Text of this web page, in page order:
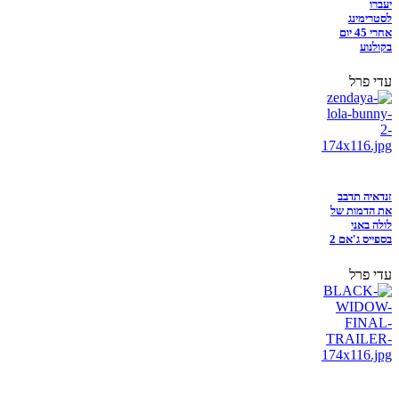
יעברו
לסטרימינג
אחרי 45 יום
בקולנוע
עדי פרל
זנדאיה תדבב
את הדמות של
לולה באני
בספייס ג'אם 2
עדי פרל